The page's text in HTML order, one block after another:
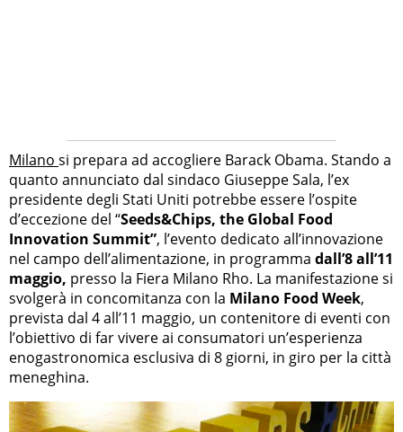
Milano si prepara ad accogliere Barack Obama. Stando a
quanto annunciato dal sindaco Giuseppe Sala, l’ex
presidente degli Stati Uniti potrebbe essere l’ospite
d’eccezione del “Seeds&Chips, the Global Food
Innovation Summit”, l’evento dedicato all’innovazione
nel campo dell’alimentazione, in programma dall’8 all’11
maggio, presso la Fiera Milano Rho. La manifestazione si
svolgerà in concomitanza con la Milano Food Week,
prevista dal 4 all’11 maggio, un contenitore di eventi con
l’obiettivo di far vivere ai consumatori un’esperienza
enogastronomica esclusiva di 8 giorni, in giro per la città
meneghina.